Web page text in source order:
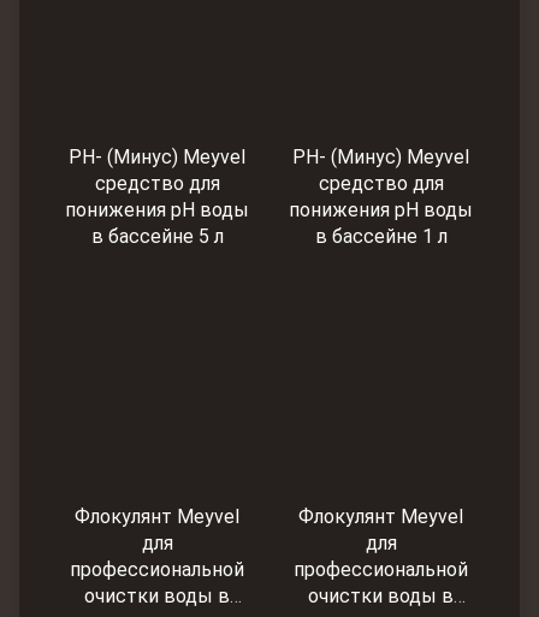
PH- (Минус) Meyvel
cредство для
понижения pH воды
в бассейне 5 л
PH- (Минус) Meyvel
cредство для
понижения pH воды
в бассейне 1 л
Флокулянт Meyvel
для
профессиональной
очистки воды в
Флокулянт Meyvel
для
профессиональной
очистки воды в